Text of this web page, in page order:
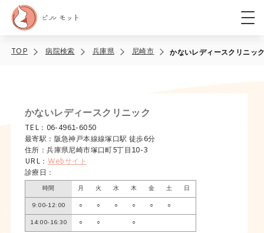
TOP 病院検索 兵庫県 尼崎市 かないレディースクリニッ
かないレディースクリニック
TEL：06-4961-6050
最寄駅：阪急神戸本線線塚口駅 徒歩6分
住所：兵庫県尼崎市塚口町5丁目10-3
URL： Webサイト
診療日：
時間 月 火 水 木 金 土 日
9:00-12:00 ○ ○ ○ ○ ○ ○
14:00-16:30 ○ ○ ○